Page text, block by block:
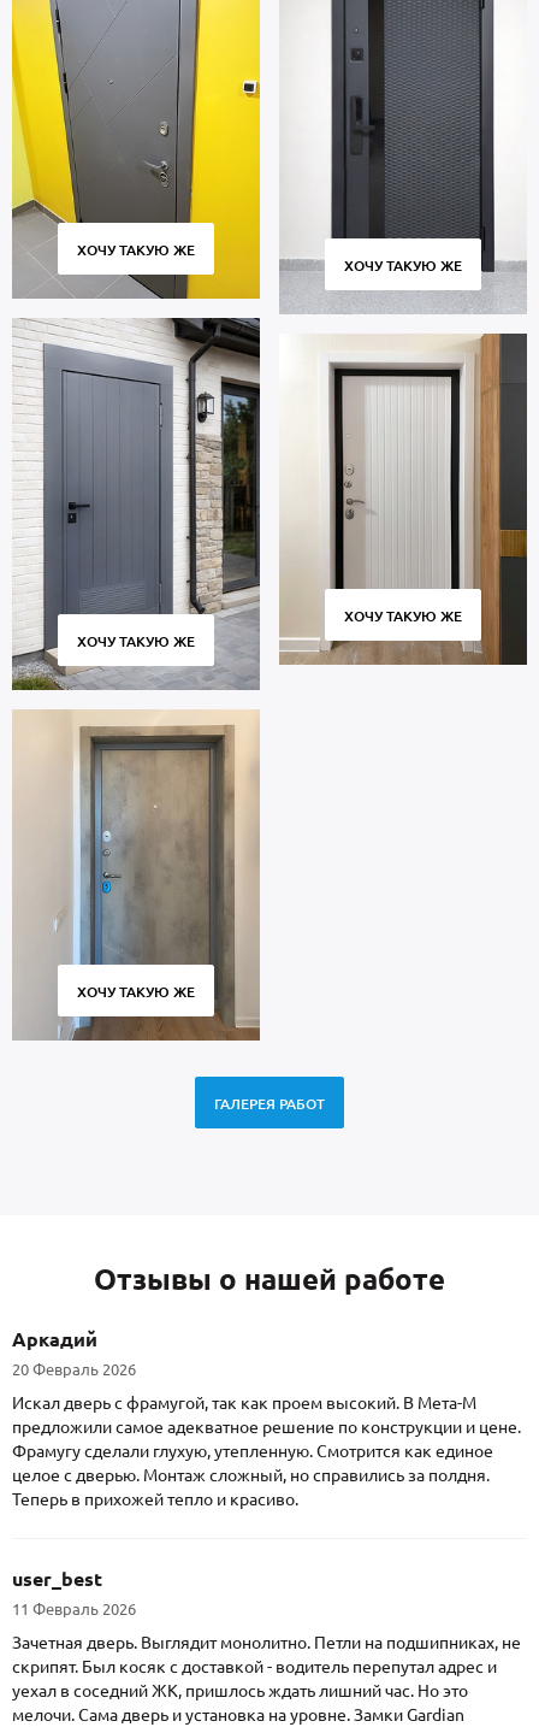
ХОЧУ ТАКУЮ ЖЕ
ХОЧУ ТАКУЮ ЖЕ
ХОЧУ ТАКУЮ ЖЕ
ХОЧУ ТАКУЮ ЖЕ
ХОЧУ ТАКУЮ ЖЕ
ГАЛЕРЕЯ РАБОТ
Отзывы о нашей работе
Аркадий
20 Февраль 2026
Искал дверь с фрамугой, так как проем высокий. В Мета-М
предложили самое адекватное решение по конструкции и цене.
Фрамугу сделали глухую, утепленную. Смотрится как единое
целое с дверью. Монтаж сложный, но справились за полдня.
Теперь в прихожей тепло и красиво.
user_best
11 Февраль 2026
Зачетная дверь. Выглядит монолитно. Петли на подшипниках, не
скрипят. Был косяк с доставкой - водитель перепутал адрес и
уехал в соседний ЖК, пришлось ждать лишний час. Но это
мелочи. Сама дверь и установка на уровне. Замки Gardian